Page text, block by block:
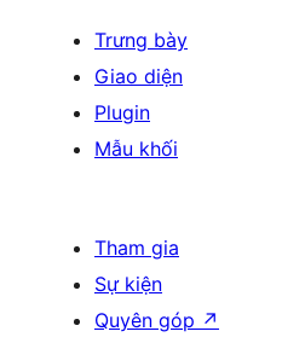
Trưng bày
Giao diện
Plugin
Mẫu khối
Tham gia
Sự kiện
Quyên góp ↗